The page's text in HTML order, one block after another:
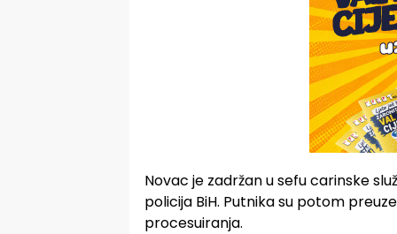
Novac je zadržan u sefu carinske
policija BiH. Putnika su potom
procesuiranja.